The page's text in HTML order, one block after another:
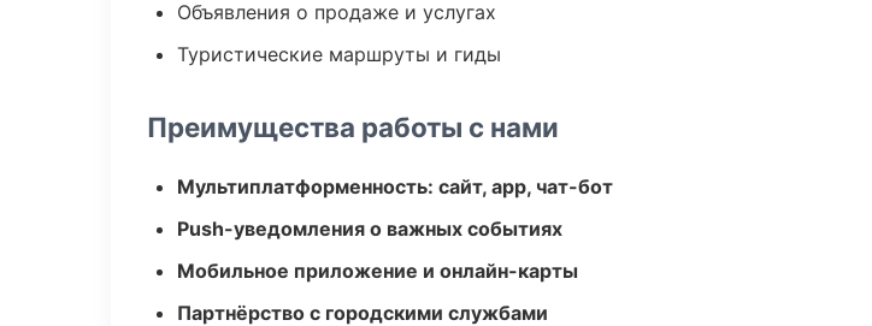
Объявления о продаже и услугах
Туристические маршруты и гиды
Преимущества работы с нами
Мультиплатформенность: сайт, app, чат-бот
Push-уведомления о важных событиях
Мобильное приложение и онлайн-карты
Партнёрство с городскими службами